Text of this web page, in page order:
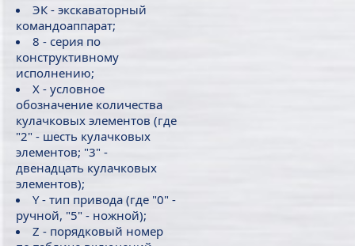
ЭК - экскаваторный
командоаппарат;
8 - серия по
конструктивному
исполнению;
X - условное
обозначение количества
кулачковых элементов (где
"2" - шесть кулачковых
элементов; "3" -
двенадцать кулачковых
элементов);
Y - тип привода (где "0" -
ручной, "5" - ножной);
Z - порядковый номер